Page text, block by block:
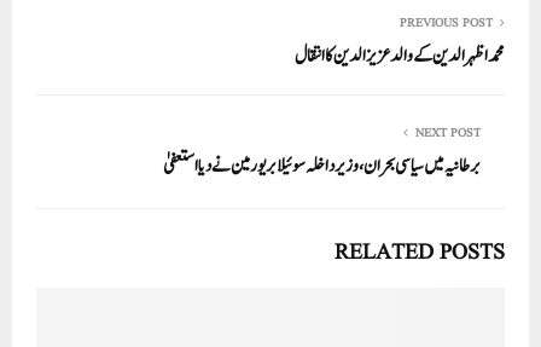
A
pp
ok
r
In PREVIOUS POST
محمد اظہر الدین کے والد عزیز الدین کا انتقال
NEXT POST
برطانیہ میں سیاسی بحران، وزیر داخلہ سوئیلا بریورمین نے دیا استعفیٰ
RELATED POSTS